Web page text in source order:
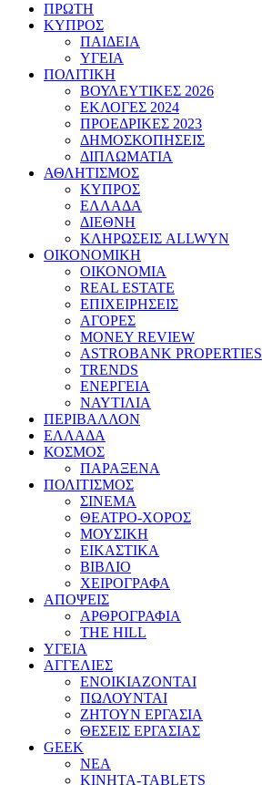
ΠΡΩΤΗ
ΚΥΠΡΟΣ
ΠΑΙΔΕΙΑ
ΥΓΕΙΑ
ΠΟΛΙΤΙΚΗ
ΒΟΥΛΕΥΤΙΚΕΣ 2026
ΕΚΛΟΓΕΣ 2024
ΠΡΟΕΔΡΙΚΕΣ 2023
ΔΗΜΟΣΚΟΠΗΣΕΙΣ
ΔΙΠΛΩΜΑΤΙΑ
ΑΘΛΗΤΙΣΜΟΣ
ΚΥΠΡΟΣ
ΕΛΛΑΔΑ
ΔΙΕΘΝΗ
ΚΛΗΡΩΣΕΙΣ ALLWYN
ΟΙΚΟΝΟΜΙΚΗ
ΟΙΚΟΝΟΜΙΑ
REAL ESTATE
ΕΠΙΧΕΙΡΗΣΕΙΣ
ΑΓΟΡΕΣ
MONEY REVIEW
ASTROBANK PROPERTIES
TRENDS
ΕΝΕΡΓΕΙΑ
ΝΑΥΤΙΛΙΑ
ΠΕΡΙΒΑΛΛΟΝ
ΕΛΛΑΔΑ
ΚΟΣΜΟΣ
ΠΑΡΑΞΕΝΑ
ΠΟΛΙΤΙΣΜΟΣ
ΣΙΝΕΜΑ
ΘΕΑΤΡΟ-ΧΟΡΟΣ
ΜΟΥΣΙΚΗ
ΕΙΚΑΣΤΙΚΑ
ΒΙΒΛΙΟ
ΧΕΙΡΟΓΡΑΦΑ
ΑΠΟΨΕΙΣ
ΑΡΘΡΟΓΡΑΦΙΑ
THE HILL
ΥΓΕΙΑ
ΑΓΓΕΛΙΕΣ
ΕΝΟΙΚΙΑΖΟΝΤΑΙ
ΠΩΛΟΥΝΤΑΙ
ΖΗΤΟΥΝ ΕΡΓΑΣΙΑ
ΘΕΣΕΙΣ ΕΡΓΑΣΙΑΣ
GEEK
ΝΕΑ
ΚΙΝΗΤΑ-TABLETS